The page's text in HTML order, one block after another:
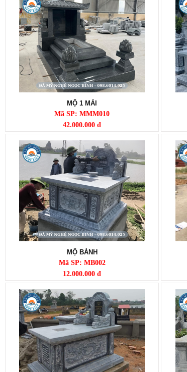
MỘ 1 MÁI
Mã SP: MMM010
42.000.000 đ
MỘ BÀNH
Mã SP: MB002
12.000.000 đ